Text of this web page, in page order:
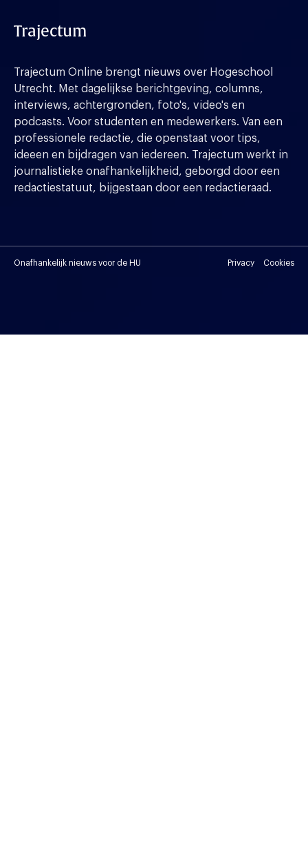
Trajectum
Trajectum Online brengt nieuws over Hogeschool
Utrecht. Met dagelijkse berichtgeving, columns,
interviews, achtergronden, foto's, video's en
podcasts. Voor studenten en medewerkers. Van een
professionele redactie, die openstaat voor tips,
ideeen en bijdragen van iedereen. Trajectum werkt in
journalistieke onafhankelijkheid, geborgd door een
redactiestatuut, bijgestaan door een redactieraad.
Onafhankelijk nieuws voor de HU Privacy Cookies